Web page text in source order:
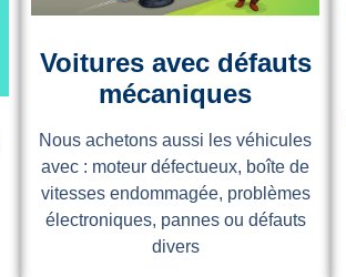
Voitures avec défauts
mécaniques
Nous achetons aussi les véhicules
avec : moteur défectueux, boîte de
vitesses endommagée, problèmes
électroniques, pannes ou défauts
divers